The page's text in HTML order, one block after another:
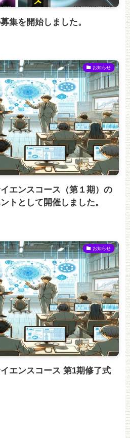
集を開始しました。
お知らせ
エンスコース（第１期）の
トとして開催しました。
お知らせ
エンスコース 第1期修了式